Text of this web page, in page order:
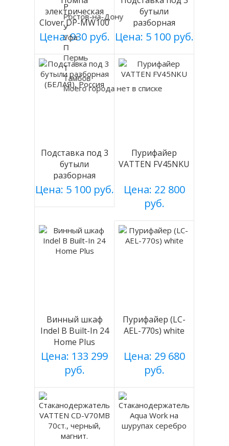
электрическая
Clover DP-MW100
на батарейках
Цена: 930 руб.
бутыли
разборная
(СЕРАЯ), Россия
Цена: 5 100 руб.
Подставка под 3
бутыли
разборная
(БЕЛАЯ), Россия
Цена: 5 100 руб.
Пурифайер
VATTEN FV45NKU
Цена: 22 800
руб.
Винный шкаф
Indel B Built-In 24
Home Plus
Цена: 133 299
руб.
Пурифайер (LC-
AEL-770s) white
Цена: 29 680
руб.
Р
Ростов-на-Дону
У
Уфа
П
Пермь
Т
Тамбов
Моего города нет в списке